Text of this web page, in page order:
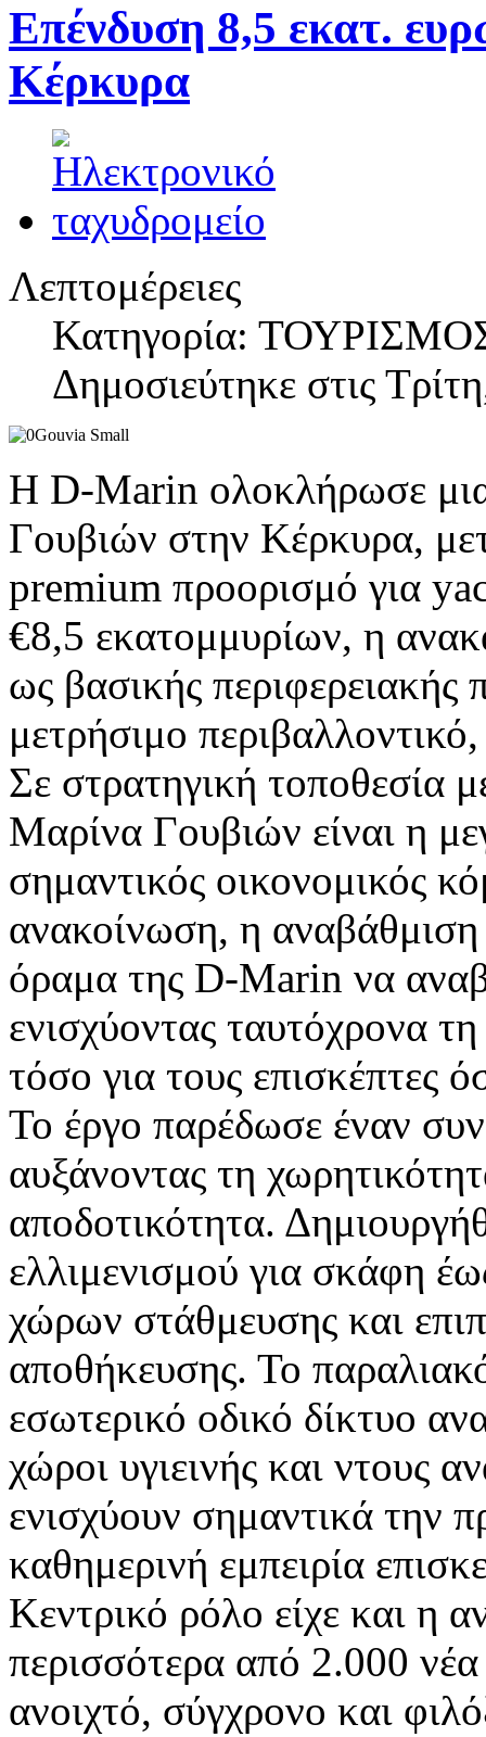
Επένδυση 8,5 εκατ.
Κέρκυρα
Λεπτομέρειες
Κατηγορία:
Δημοσιεύτηκε στις
Η D-Marin ολοκλήρωσε
Γουβιών στην Κέρκυρα,
premium προορισμό για
€8,5 εκατομμυρίων, η
ως βασικής
μετρήσιμο
Σε στρατηγική τοποθεσία
Μαρίνα Γουβιών είναι η
σημαντικός οικονομικός
ανακοίνωση, η αναβάθμιση
όραμα της D-Marin να
ενισχύοντας ταυτόχρονα
τόσο για τους επισκέπτες
Το έργο παρέδωσε έναν
αυξάνοντας τη
αποδοτικότητα.
ελλιμενισμού για σκάφη
χώρων στάθμευσης και
αποθήκευσης. Το
εσωτερικό οδικό δίκτυο
χώροι υγιεινής και ντους
ενισχύουν σημαντικά την
καθημερινή εμπειρία
Κεντρικό ρόλο είχε και η
περισσότερα από 2.000
ανοιχτό, σύγχρονο και